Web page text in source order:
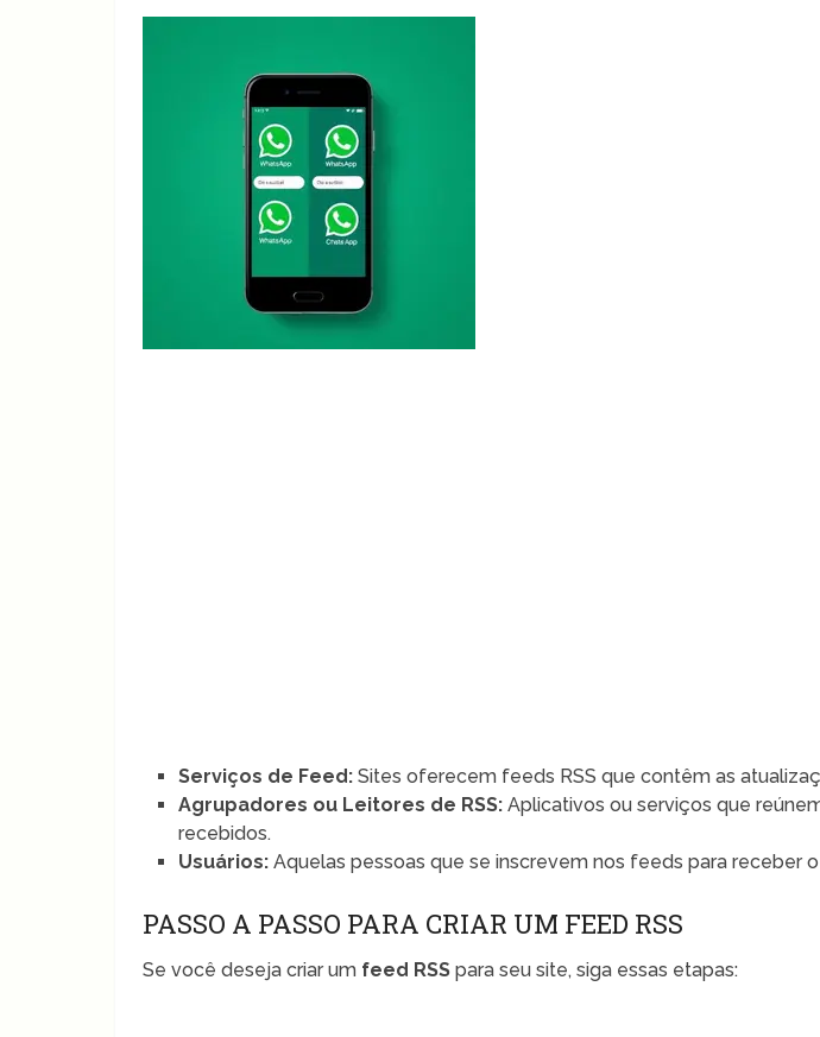
Serviços de Feed: Sites oferecem feeds RSS que contêm as
Agrupadores ou Leitores de RSS: Aplicativos ou serviços que
recebidos.
Usuários: Aquelas pessoas que se inscrevem nos feeds para receber
PASSO A PASSO PARA CRIAR UM FEED RSS
Se você deseja criar um feed RSS para seu site, siga essas etapas: